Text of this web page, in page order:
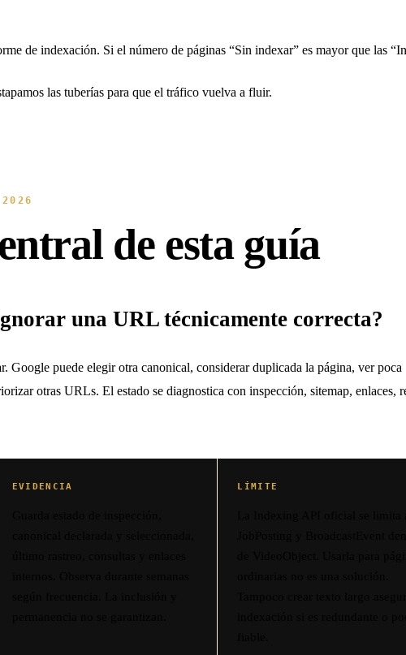
de indexación. Si el número de páginas “Sin indexar” es mayor que las
las tuberías para que el tráfico vuelva a fluir.
de esta guía
una URL técnicamente correcta?
Google puede elegir otra canonical, considerar duplicada la página, ver poca
otras URLs. El estado se diagnostica con inspección, sitemap, enlaces,
EVIDENCIA LÍMITE